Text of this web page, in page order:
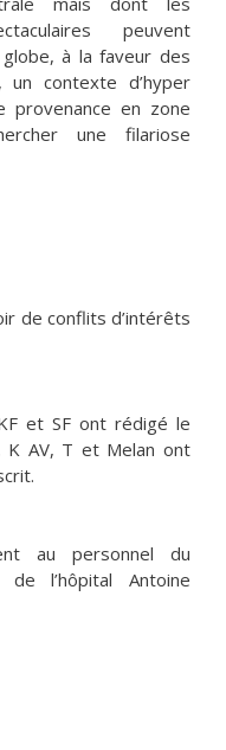
peuvent
à la faveur des
un contexte d’hyper
provenance en zone
une filariose
de conflits d’intérêts
et SF ont rédigé le
K AV, T et Melan ont
au personnel du
l’hôpital Antoine